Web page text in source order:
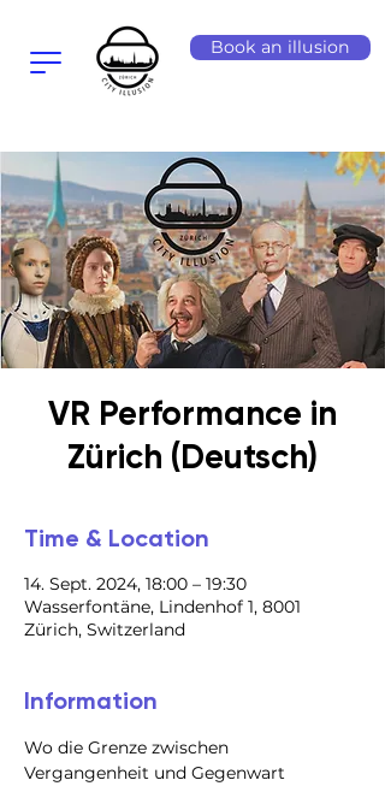
Book an illusion
VR Performance in
Zürich (Deutsch)
Time & Location
14. Sept. 2024, 18:00 – 19:30
Wasserfontäne, Lindenhof 1, 8001
Zürich, Switzerland
Information
Wo die Grenze zwischen
Vergangenheit und Gegenwart